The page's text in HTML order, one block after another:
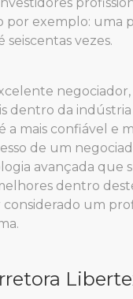
por exemplo:
vezes.
dentro da
mais confiável e
de um
avançada que
dentro
um